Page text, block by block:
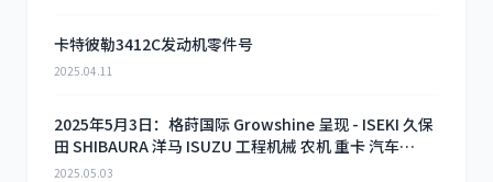
卡特彼勒3412C发动机零件号
2025.04.11
2025年5月3日：格莳国际 Growshine 呈现 - ISEKI 久保
田 SHIBAURA 洋马 ISUZU 工程机械 农机 重卡 汽车
RHF3 涡轮增压器及配件 海量现货供应
2025.05.03